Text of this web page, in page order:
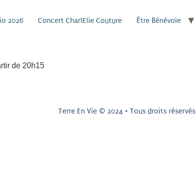
2026 Concert CharlElie Couture Être Bénévole
de 20h15
Terre En Vie © 2024 - Tous droits réservés